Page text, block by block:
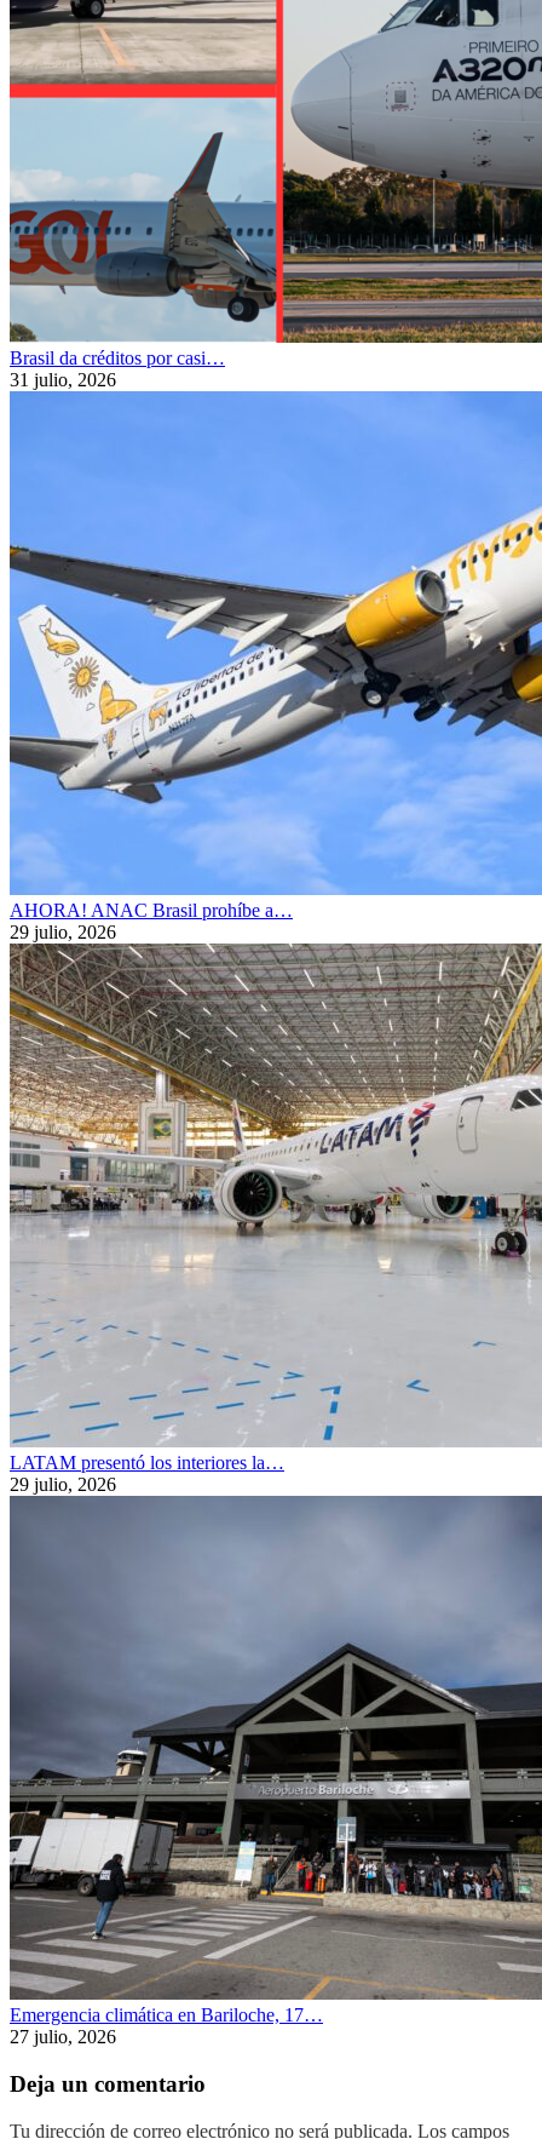
Brasil da créditos por casi…
31 julio, 2026
AHORA! ANAC Brasil prohíbe a…
29 julio, 2026
LATAM presentó los interiores la…
29 julio, 2026
Emergencia climática en Bariloche, 17…
27 julio, 2026
Deja un comentario
Tu dirección de correo electrónico no será publicada. Los campos